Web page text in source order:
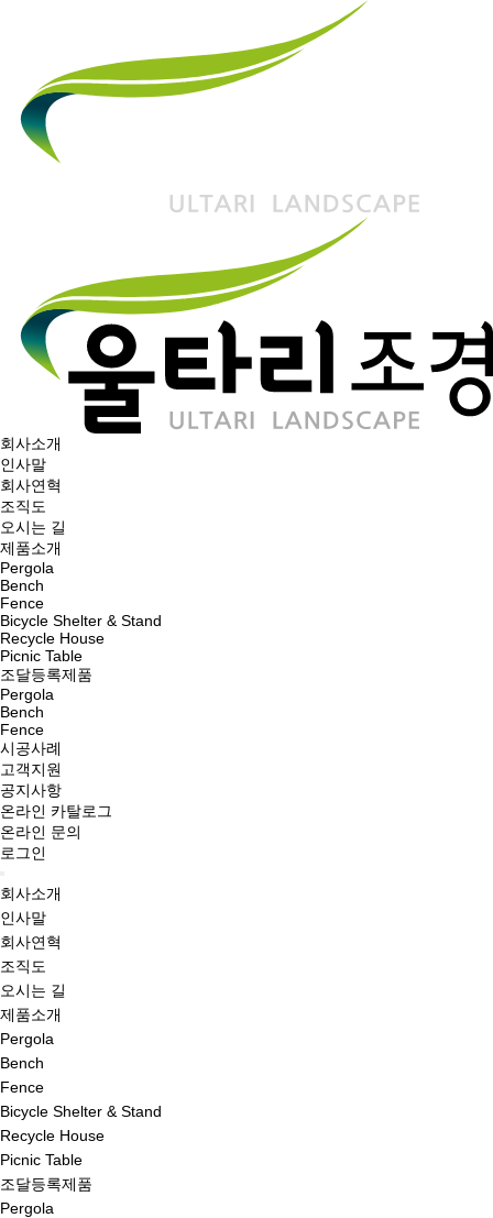
회사소개
인사말
회사연혁
조직도
오시는 길
제품소개
Pergola
Bench
Fence
Bicycle Shelter & Stand
Recycle House
Picnic Table
조달등록제품
Pergola
Bench
Fence
시공사례
고객지원
공지사항
온라인 카탈로그
온라인 문의
로그인
회사소개
인사말
회사연혁
조직도
오시는 길
제품소개
Pergola
Bench
Fence
Bicycle Shelter & Stand
Recycle House
Picnic Table
조달등록제품
Pergola